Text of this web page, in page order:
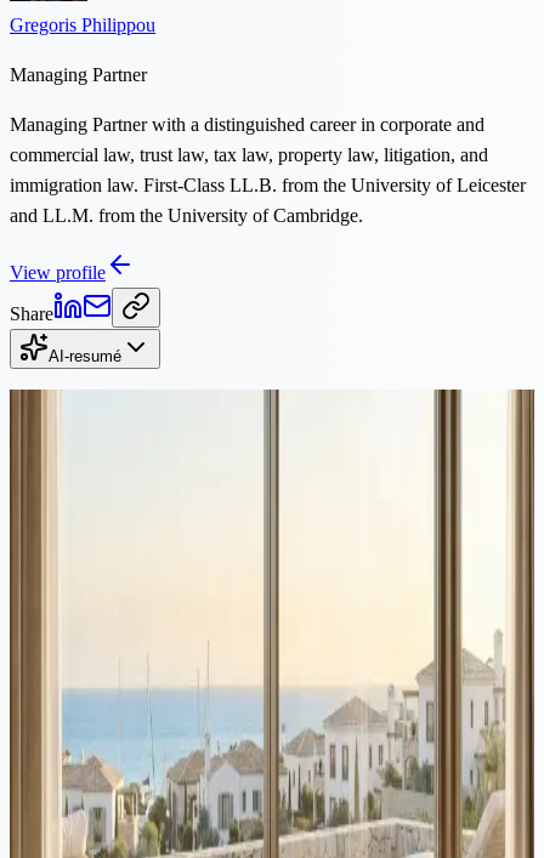
Gregoris Philippou
Managing Partner
Managing Partner with a distinguished career in corporate and
commercial law, trust law, tax law, property law, litigation, and
immigration law. First-Class LL.B. from the University of Leicester
and LL.M. from the University of Cambridge.
View profile
Share
AI-resumé
at kvalificere sig til hurtig permanent opholdstilladelse. Denne guide
dækker begge processer sammen: ejendomskøb og PR-ansøgning,
med omkostninger, tidslinjer og almindelige fejl at undgå.
8 min læsning
Cyperns ejendomsmarked ved en skillevej: farerne ved
overregulering